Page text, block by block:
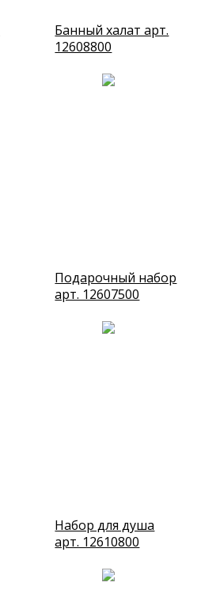
Банный халат арт.
12608800
Подарочный набор
арт. 12607500
Набор для душа
арт. 12610800